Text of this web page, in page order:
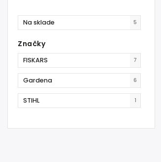
Na sklade 5
Značky
FISKARS 7
Gardena 6
STIHL 1